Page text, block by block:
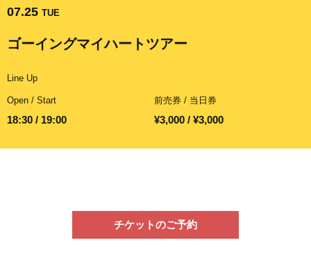
07.25 TUE
ゴーイングマイハートツアー
Line Up
Open / Start
18:30 / 19:00
前売券 / 当日券
¥3,000 / ¥3,000
チケットのご予約